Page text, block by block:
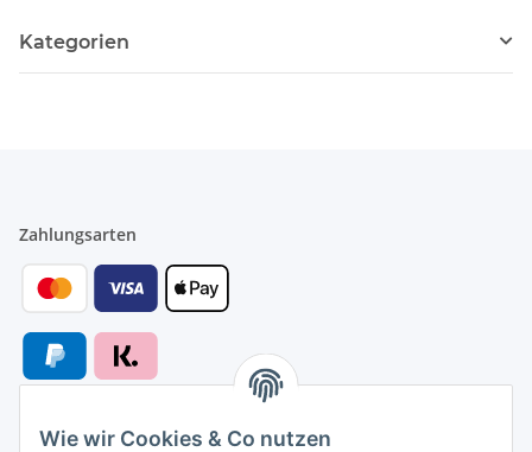
Kategorien
Zahlungsarten
Wie wir Cookies & Co nutzen